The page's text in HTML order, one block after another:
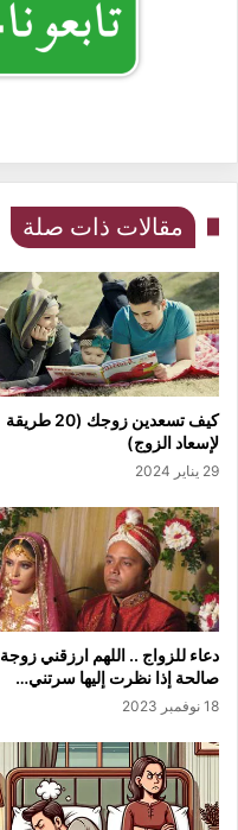
مقالات ذات صلة
كيف تسعدين زوجك (20 طريقة
لإسعاد الزوج)
29 يناير 2024
دعاء للزواج .. اللهم ارزقني زوجة
صالحة إذا نظرت إليها سرتني…
18 نوفمبر 2023